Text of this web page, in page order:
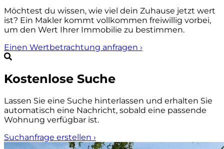
Möchtest du wissen, wie viel dein Zuhause jetzt wert
ist? Ein Makler kommt vollkommen freiwillig vorbei,
um den Wert Ihrer Immobilie zu bestimmen.
Einen Wertbetrachtung anfragen ›
Kostenlose Suche
Lassen Sie eine Suche hinterlassen und erhalten Sie
automatisch eine Nachricht, sobald eine passende
Wohnung verfügbar ist.
Suchanfrage erstellen ›